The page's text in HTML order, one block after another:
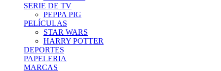
SERIE DE TV
PEPPA PIG
PELÍCULAS
STAR WARS
HARRY POTTER
DEPORTES
PAPELERIA
MARCAS